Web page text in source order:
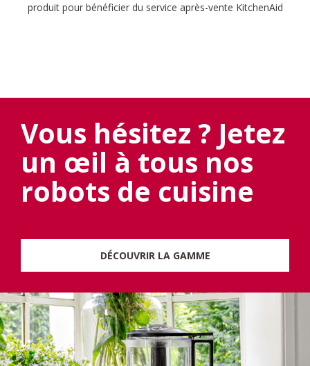
produit pour bénéficier du service après-vente KitchenAid
Vous hésitez ? Jetez
un œil à tous nos
robots de cuisine
DÉCOUVRIR LA GAMME